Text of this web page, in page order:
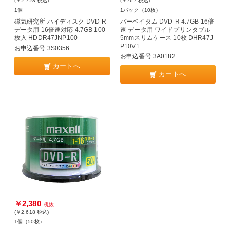
1個
磁気研究所 ハイディスク DVD-R
データ用 16倍速対応 4.7GB 100
枚入 HDDR47JNP100
お申込番号 3S0356
カートへ
1パック（10枚）
バーベイタム DVD-R 4.7GB 16倍
速 データ用 ワイドプリンタブル
5mmスリムケース 10枚 DHR47J
P10V1
お申込番号 3A0182
カートへ
￥2,380 税抜
(￥2,618 税込)
1個（50枚）